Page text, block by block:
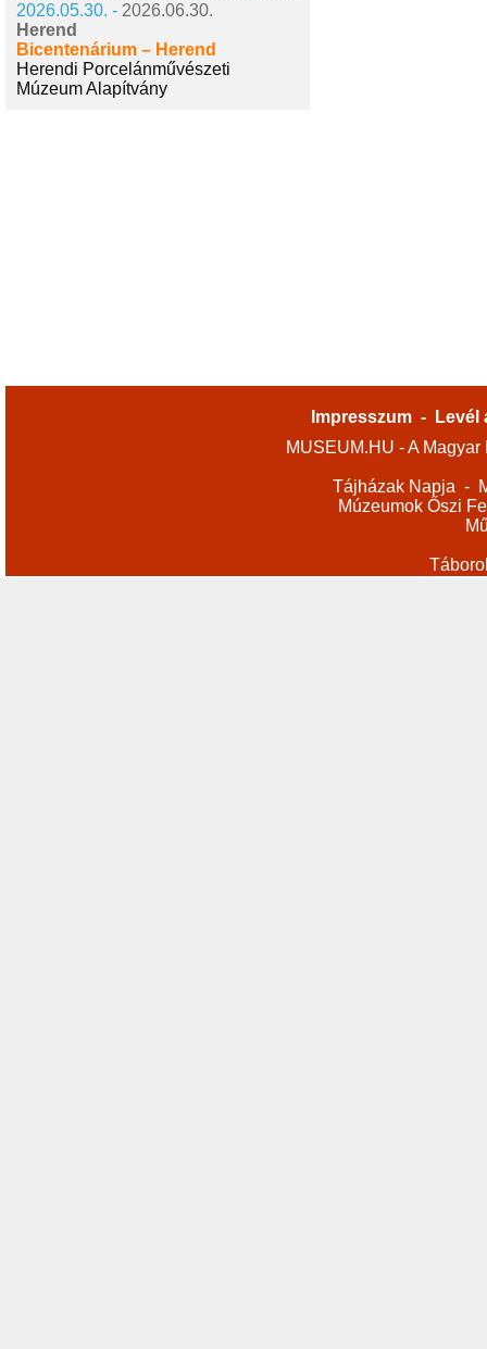
2026.05.30. - 2026.06.30.
Herend
Bicentenárium – Herend
Herendi Porcelánművészeti
Múzeum Alapítvány
Impresszum -
Levél
MUSEUM.HU - A
Tájházak Napja -
Múzeumok Őszi